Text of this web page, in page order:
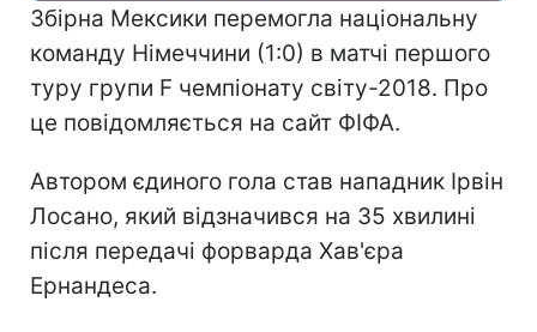
Збірна Мексики перемогла національну
команду Німеччини (1:0) в матчі першого
туру групи F чемпіонату світу-2018. Про
це повідомляється на сайт ФІФА.
Автором єдиного гола став нападник Ірвін
Лосано, який відзначився на 35 хвилині
після передачі форварда Хав'єра
Ернандеса.